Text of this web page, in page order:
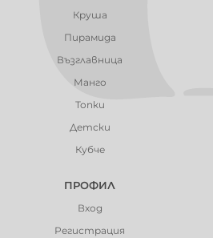
Круша
Пирамида
Възглавница
Манго
Топки
Детски
Кубче
ПРОФИЛ
Вход
Регистрация